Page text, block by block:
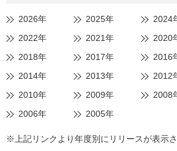
2026年 2025年 2024
2022年
2021年 2020
2018年
2017年 2016
2014年
2013年 2012
2010年
2009年 2008
2006年
2005年
※上記リンクより年度別にリリースが表示さ